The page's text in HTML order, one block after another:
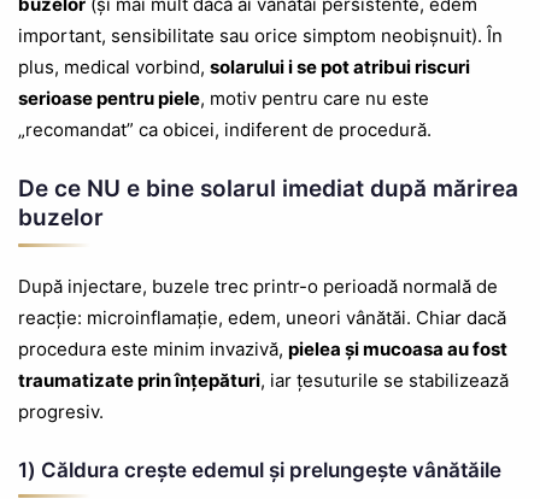
important, sensibilitate sau orice simptom neobișnuit). În
plus, medical vorbind, solarului i se pot atribui riscuri
serioase pentru piele, motiv pentru care nu este
„recomandat” ca obicei, indiferent de procedură.
De ce NU e bine solarul imediat după mărirea
buzelor
După injectare, buzele trec printr-o perioadă normală de
reacție: microinflamație, edem, uneori vânătăi. Chiar dacă
procedura este minim invazivă, pielea și mucoasa au fost
traumatizate prin înțepături, iar țesuturile se stabilizează
progresiv.
1) Căldura crește edemul și prelungește vânătăile